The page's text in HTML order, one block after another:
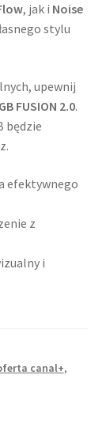
, jak i Noise
stylu
upewnij
FUSION 2.0.
będzie
efektywnego
z
i
canal+,